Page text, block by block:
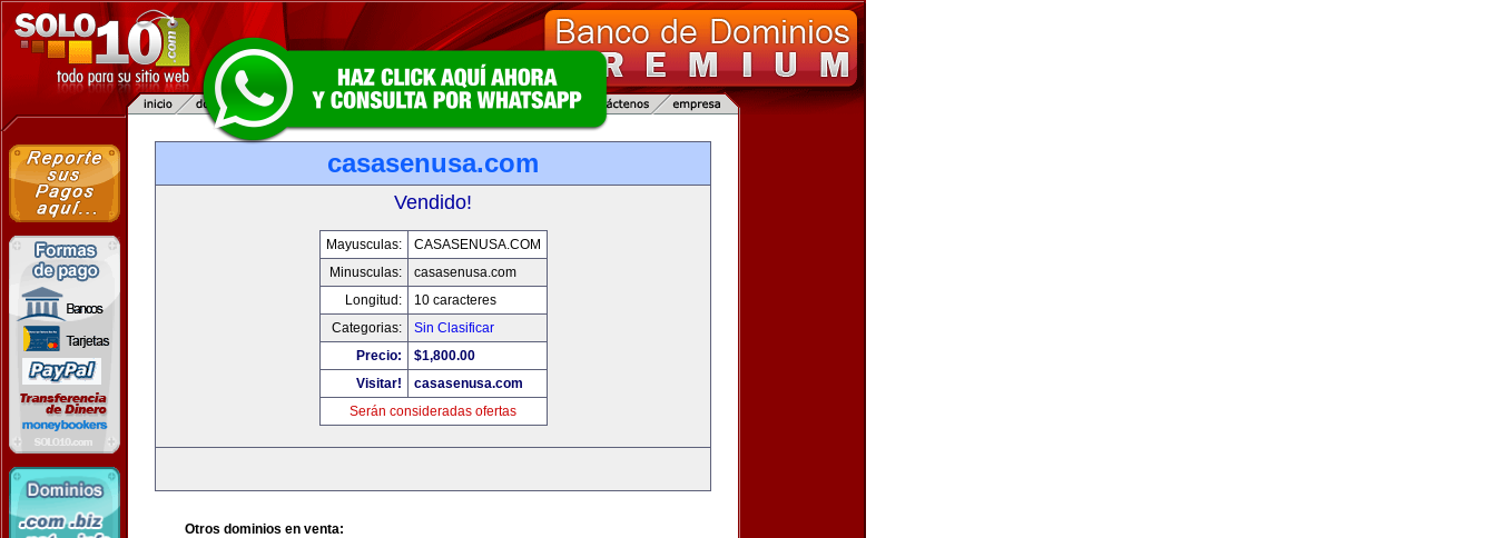
casasenusa.com
Vendido!
Mayusculas:
CASASENUSA.COM
Minusculas:
casasenusa.com
Longitud:
10 caracteres
Categorias:
Sin Clasificar
Precio:
$1,800.00
Visitar!
casasenusa.com
Serán consideradas ofertas
Otros dominios en venta: